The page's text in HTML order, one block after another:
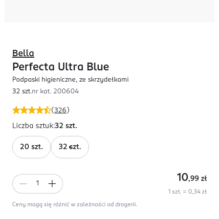
(326 )
Bella
Perfecta Ultra Blue
Podpaski higieniczne, ze skrzydełkami
32 szt.nr kat. 200604
Liczba sztuk:32 szt.
20 szt. 32 szt.
10,99 zł
1 szt. = 0,34 zł
Ceny mogą się różnić w zależności od drogerii.